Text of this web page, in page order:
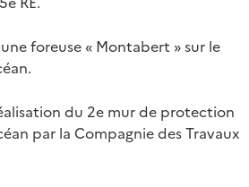
foreuse « Montabert » sur le
du 2e mur de protection
par la Compagnie des Travaux